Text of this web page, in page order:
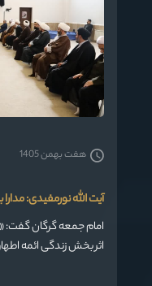
آیت الله نورمفیدی:
امام جمعه گرگان گفت:
اثر بخش زندگی ائمه
و موعظه حسنه با مردم
هفت بهمن 1405